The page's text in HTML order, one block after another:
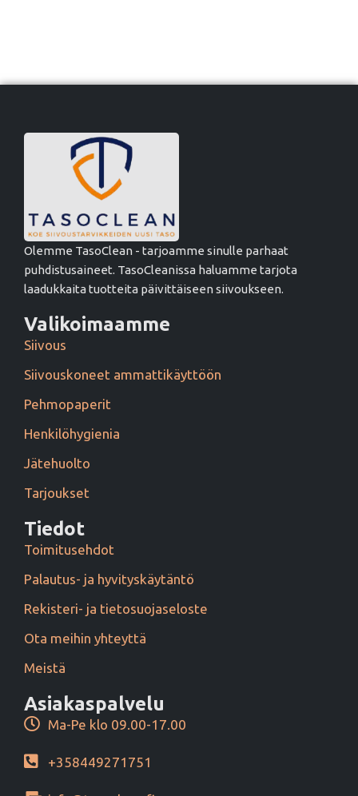
Olemme TasoClean - tarjoamme sinulle parhaat
puhdistusaineet. TasoCleanissa haluamme tarjota
laadukkaita tuotteita päivittäiseen siivoukseen.
Valikoimaamme
Siivous
Siivouskoneet ammattikäyttöön
Pehmopaperit
Henkilöhygienia
Jätehuolto
Tarjoukset
Tiedot
Toimitusehdot
Palautus- ja hyvityskäytäntö
Rekisteri- ja tietosuojaseloste
Ota meihin yhteyttä
Meistä
Asiakaspalvelu
Ma-Pe klo 09.00-17.00
+358449271751